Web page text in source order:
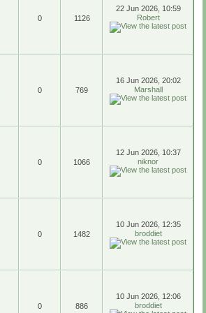
0 1126
22 Jun 2026, 10:59
Robert
0 769
16 Jun 2026, 20:02
Marshall
0 1066
12 Jun 2026, 10:37
niknor
0 1482
10 Jun 2026, 12:35
broddiet
0 886
10 Jun 2026, 12:06
broddiet